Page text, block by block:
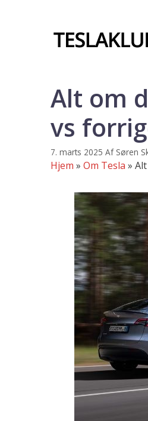
Alt om
vs
7. marts 2025 Af Søren
Hjem » Om Tesla »